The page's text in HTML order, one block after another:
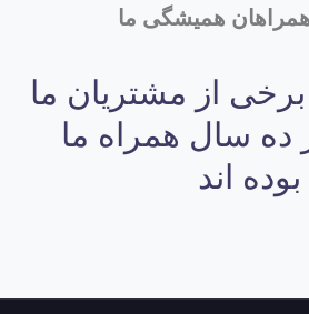
همیشگی ما
از مشتریان ما
ده سال همراه ما
بوده اند